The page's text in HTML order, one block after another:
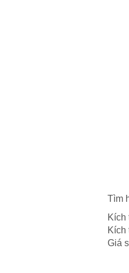
Tìm
Kích
Kích
Giá